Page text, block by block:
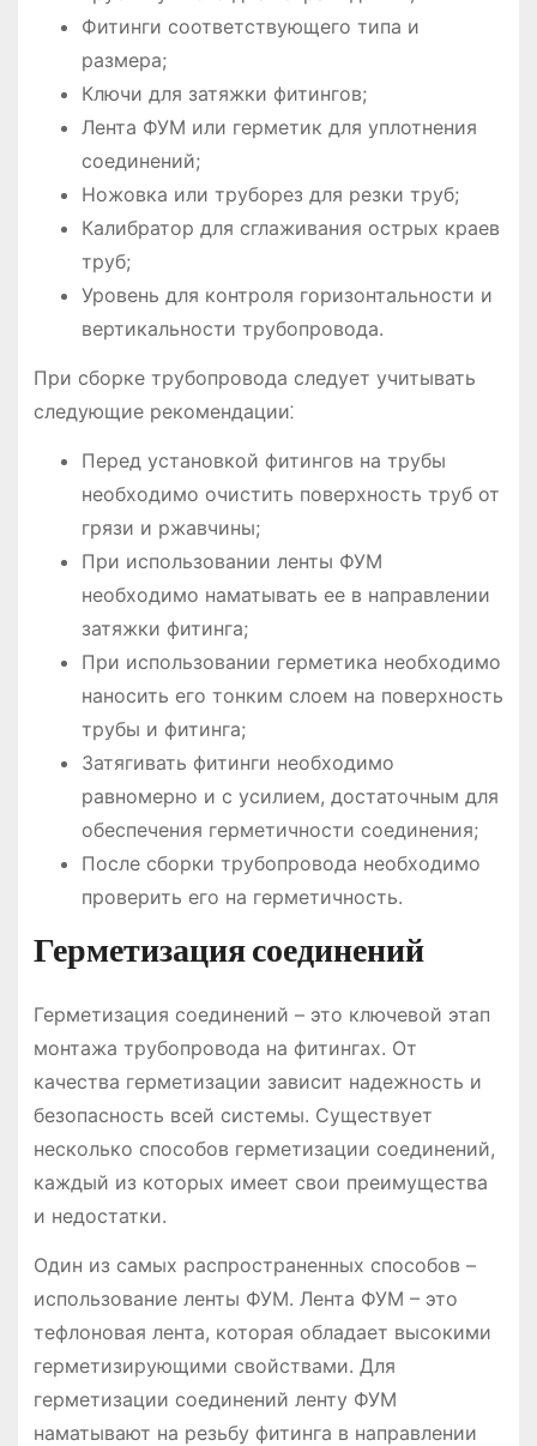
Фитинги соответствующего типа и
размера;
Ключи для затяжки фитингов;
Лента ФУМ или герметик для уплотнения
соединений;
Ножовка или труборез для резки труб;
Калибратор для сглаживания острых краев
труб;
Уровень для контроля горизонтальности и
вертикальности трубопровода.
При сборке трубопровода следует учитывать
следующие рекомендации⁚
Перед установкой фитингов на трубы
необходимо очистить поверхность труб от
грязи и ржавчины;
При использовании ленты ФУМ
необходимо наматывать ее в направлении
затяжки фитинга;
При использовании герметика необходимо
наносить его тонким слоем на поверхность
трубы и фитинга;
Затягивать фитинги необходимо
равномерно и с усилием, достаточным для
обеспечения герметичности соединения;
После сборки трубопровода необходимо
проверить его на герметичность.
Герметизация соединений
Герметизация соединений – это ключевой этап
монтажа трубопровода на фитингах. От
качества герметизации зависит надежность и
безопасность всей системы. Существует
несколько способов герметизации соединений,
каждый из которых имеет свои преимущества
и недостатки.
Один из самых распространенных способов –
использование ленты ФУМ. Лента ФУМ – это
тефлоновая лента, которая обладает высокими
герметизирующими свойствами. Для
герметизации соединений ленту ФУМ
наматывают на резьбу фитинга в направлении